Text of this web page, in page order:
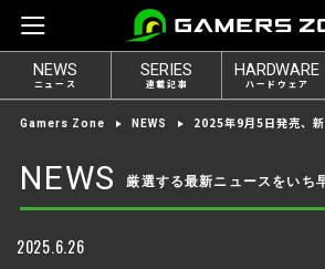
NEWS
ニュース
SERIES
連載記事
HARDWARE
ハードウェア
Gamers Zone NEWS 2025年9月5日発売、新作マルチジャンルADV『終
NEWS 厳選する最新ニュースをいち
2025.6.26